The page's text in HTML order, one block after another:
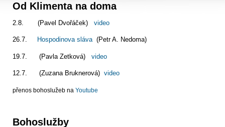
Od Klimenta na doma
2.8. (Pavel Dvořáček) video
26.7. Hospodinova sláva(Petr A. Nedoma)
19.7. (Pavla Zetková) video
12.7. (Zuzana Bruknerová) video
přenos bohoslužeb na Youtube
Bohoslužby